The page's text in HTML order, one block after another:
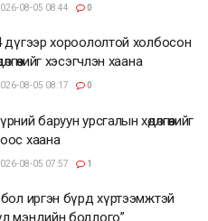
08-05 08:44 0
дүгээр хороололтой холбосон
хэсэгчлэн хаана
08-05 08:17 0
баруун урсгалын хөдөлгөөнийг
хаана
08-05 07:57 1
бол иргэн бүрд хүртээмжтэй
мэндийн бодлого”